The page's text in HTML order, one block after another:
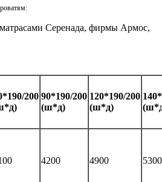
Серенада, фирмы Армос,
200 90*190/200
(ш*д)
120*190/200
(ш*д)
4200 4900 5300